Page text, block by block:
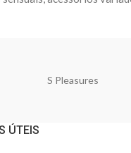
S Pleasures
ÚTEIS